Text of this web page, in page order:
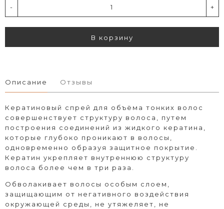
- +
В корзину
Описание Отзывы
Кератиновый спрей для объёма тонких волос
совершенствует структуру волоса, путем
построения соединений из жидкого кератина,
которые глубоко проникают в волосы,
одновременно образуя защитное покрытие.
Кератин укрепляет внутреннюю структуру
волоса более чем в три раза.
Обволакивает волосы особым слоем,
защищающим от негативного воздействия
окружающей среды, не утяжеляет, не